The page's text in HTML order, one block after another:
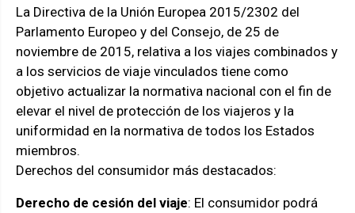
La Directiva de la Unión Europea 2015/2302 del
Parlamento Europeo y del Consejo, de 25 de
noviembre de 2015, relativa a los viajes combinados y
a los servicios de viaje vinculados tiene como
objetivo actualizar la normativa nacional con el fin de
elevar el nivel de protección de los viajeros y la
uniformidad en la normativa de todos los Estados
miembros.
Derechos del consumidor más destacados:
Derecho de cesión del viaje: El consumidor podrá